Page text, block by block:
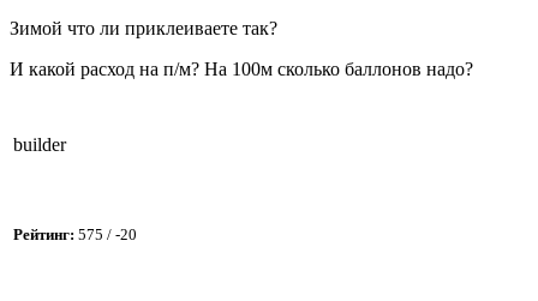
Зимой что ли приклеиваете так?
И какой расход на п/м? На 100м сколько баллонов надо?
builder
Рейтинг: 575 / -20